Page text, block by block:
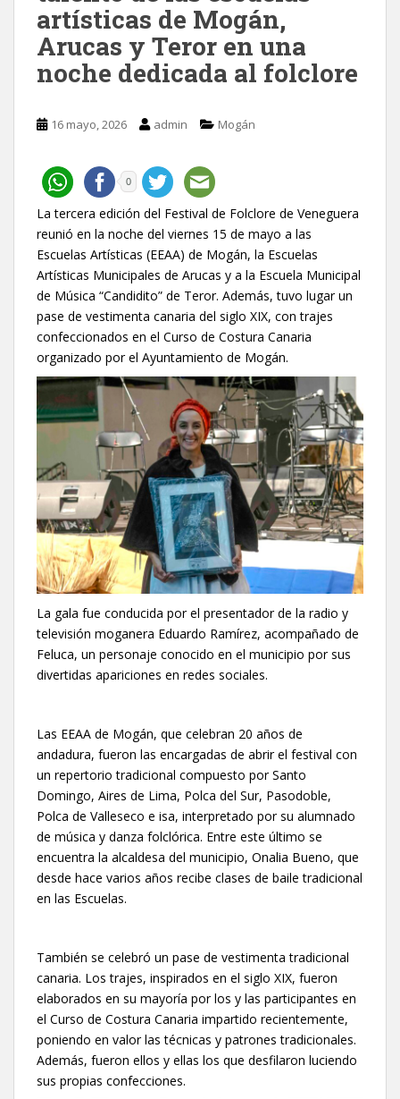
artísticas de Mogán,
Arucas y Teror en una
noche dedicada al folclore
16 mayo, 2026 admin Mogán
0
La tercera edición del Festival de Folclore de Veneguera
reunió en la noche del viernes 15 de mayo a las
Escuelas Artísticas (EEAA) de Mogán, la Escuelas
Artísticas Municipales de Arucas y a la Escuela Municipal
de Música “Candidito” de Teror. Además, tuvo lugar un
pase de vestimenta canaria del siglo XIX, con trajes
confeccionados en el Curso de Costura Canaria
organizado por el Ayuntamiento de Mogán.
La gala fue conducida por el presentador de la radio y
televisión moganera Eduardo Ramírez, acompañado de
Feluca, un personaje conocido en el municipio por sus
divertidas apariciones en redes sociales.
Las EEAA de Mogán, que celebran 20 años de
andadura, fueron las encargadas de abrir el festival con
un repertorio tradicional compuesto por Santo
Domingo, Aires de Lima, Polca del Sur, Pasodoble,
Polca de Valleseco e isa, interpretado por su alumnado
de música y danza folclórica. Entre este último se
encuentra la alcaldesa del municipio, Onalia Bueno, que
desde hace varios años recibe clases de baile tradicional
en las Escuelas.
También se celebró un pase de vestimenta tradicional
canaria. Los trajes, inspirados en el siglo XIX, fueron
elaborados en su mayoría por los y las participantes en
el Curso de Costura Canaria impartido recientemente,
poniendo en valor las técnicas y patrones tradicionales.
Además, fueron ellos y ellas los que desfilaron luciendo
sus propias confecciones.